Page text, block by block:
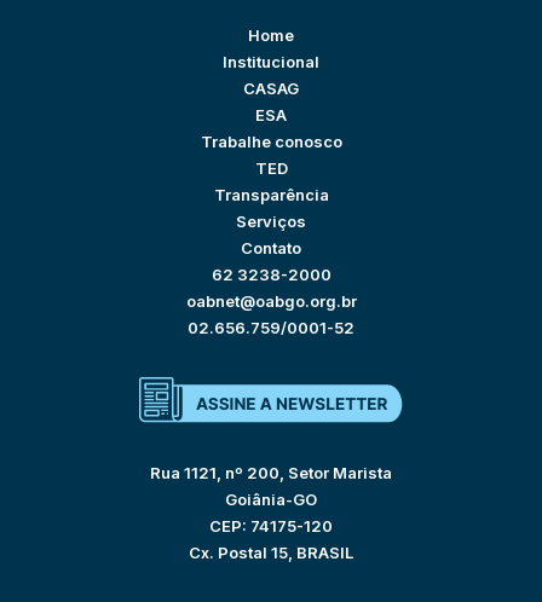
Home
Institucional
CASAG
ESA
Trabalhe conosco
TED
Transparência
Serviços
Contato
62 3238-2000
oabnet@oabgo.org.br
02.656.759/0001-52
Rua 1121, nº 200, Setor Marista
Goiânia-GO
CEP: 74175-120
Cx. Postal 15, BRASIL